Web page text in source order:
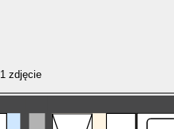
1 zdjęcie